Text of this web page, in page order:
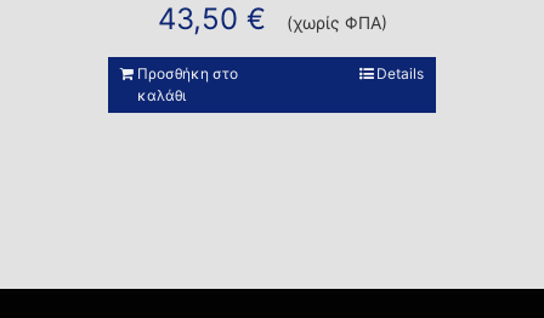
43,50 € (χωρίς ΦΠΑ)
Προσθήκη στο
καλάθι
Details